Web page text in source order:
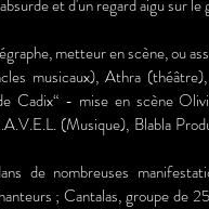
et d'un regard aigu sur le
metteur en scène, ou
musicaux), Athra
Cadix“ - mise en scène
(Musique), Blabla
de nombreuses
; Cantalas, groupe de